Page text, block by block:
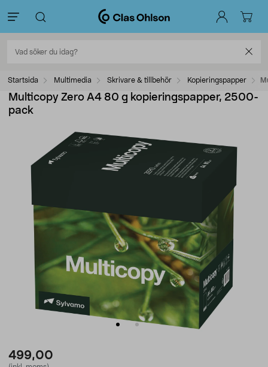
Startsida Multimedia Skrivare & tillbehör Kopieringspapper
Multicopy Zero A4 80 g kopieringspapper, 2500-
pack
499,00